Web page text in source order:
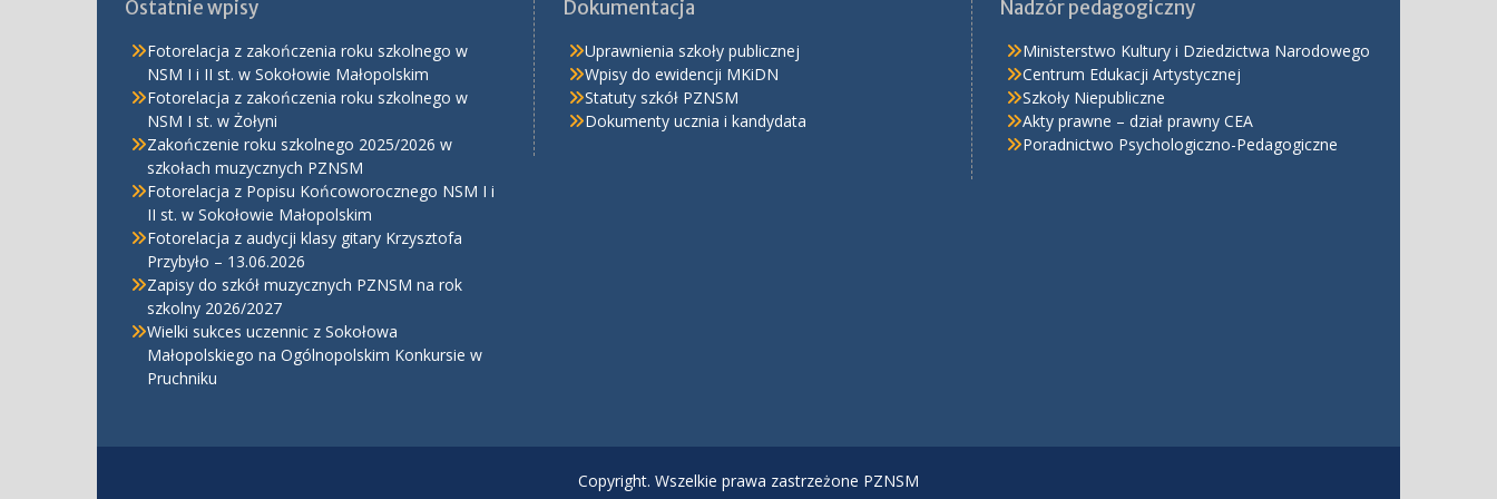
Ostatnie wpisy
Fotorelacja z zakończenia roku szkolnego w
NSM I i II st. w Sokołowie Małopolskim
Fotorelacja z zakończenia roku szkolnego w
NSM I st. w Żołyni
Zakończenie roku szkolnego 2025/2026 w
szkołach muzycznych PZNSM
Fotorelacja z Popisu Końcoworocznego NSM I i
II st. w Sokołowie Małopolskim
Fotorelacja z audycji klasy gitary Krzysztofa
Przybyło – 13.06.2026
Zapisy do szkół muzycznych PZNSM na rok
szkolny 2026/2027
Wielki sukces uczennic z Sokołowa
Małopolskiego na Ogólnopolskim Konkursie w
Pruchniku
Dokumentacja
Uprawnienia szkoły publicznej
Wpisy do ewidencji MKiDN
Statuty szkół PZNSM
Dokumenty ucznia i kandydata
Nadzór pedagogiczny
Ministerstwo Kultury i Dziedzictwa Narodowego
Centrum Edukacji Artystycznej
Szkoły Niepubliczne
Akty prawne – dział prawny CEA
Poradnictwo Psychologiczno-Pedagogiczne
Copyright. Wszelkie prawa zastrzeżone PZNSM